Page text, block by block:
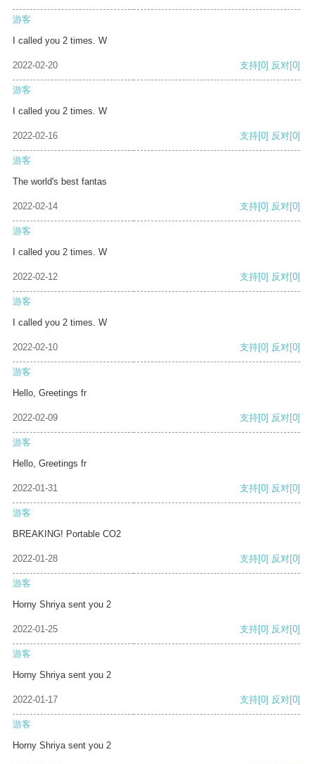
游客
I called you 2 times. W
2022-02-20 支持[0] 反对[0]
游客
I called you 2 times. W
2022-02-16 支持[0] 反对[0]
游客
The world's best fantas
2022-02-14 支持[0] 反对[0]
游客
I called you 2 times. W
2022-02-12 支持[0] 反对[0]
游客
I called you 2 times. W
2022-02-10 支持[0] 反对[0]
游客
Hello, Greetings fr
2022-02-09 支持[0] 反对[0]
游客
Hello, Greetings fr
2022-01-31 支持[0] 反对[0]
游客
BREAKING! Portable CO2
2022-01-28 支持[0] 反对[0]
游客
Horny Shriya sent you 2
2022-01-25 支持[0] 反对[0]
游客
Horny Shriya sent you 2
2022-01-17 支持[0] 反对[0]
游客
Horny Shriya sent you 2